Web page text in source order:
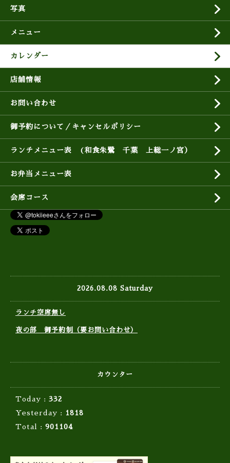
写真
メニュー
カレンダー
店舗情報
お問い合わせ
御予約について／キャンセルポリシー
ランチメニュー表 (和食朱鷺 千葉 上総一ノ宮）
お弁当メニュー表
会席コース
2026.08.08 Saturday
ランチ空席無し
夜の部 御予約制（要お問い合わせ）
カウンター
Today : 332
Yesterday :
1818
Total : 901104